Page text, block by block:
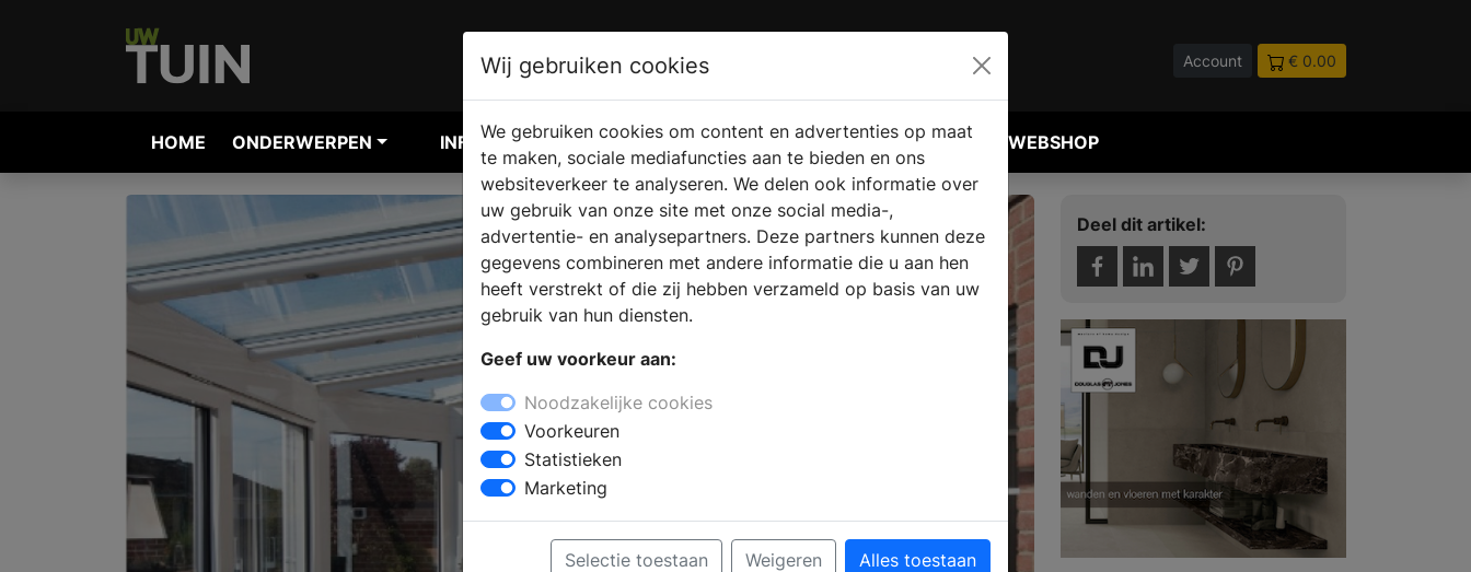
Account € 0.00
HOME ONDERWERPEN INFORMATIE AANVRAGEN VERKOOPLOCATIE VINDEN WEBSHOP
Deel dit artikel:
Wij gebruiken cookies
We gebruiken cookies om content en advertenties op maat
te maken, sociale mediafuncties aan te bieden en ons
websiteverkeer te analyseren. We delen ook informatie over
uw gebruik van onze site met onze social media-,
advertentie- en analysepartners. Deze partners kunnen deze
gegevens combineren met andere informatie die u aan hen
heeft verstrekt of die zij hebben verzameld op basis van uw
gebruik van hun diensten.
Geef uw voorkeur aan:
Noodzakelijke cookies
Voorkeuren
Statistieken
Marketing
Selectie toestaan Weigeren Alles toestaan